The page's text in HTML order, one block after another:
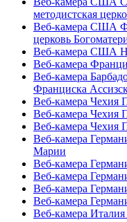
методистская
Веб-камера США
церковь
Веб-камера США
Веб-камера
Веб-камера
Франциска
Веб-камера Чехия
Веб-камера Чехия
Веб-камера Чехия
Веб-камера
Марии
Веб-камера
Веб-камера
Веб-камера
Веб-камера
Веб-камера